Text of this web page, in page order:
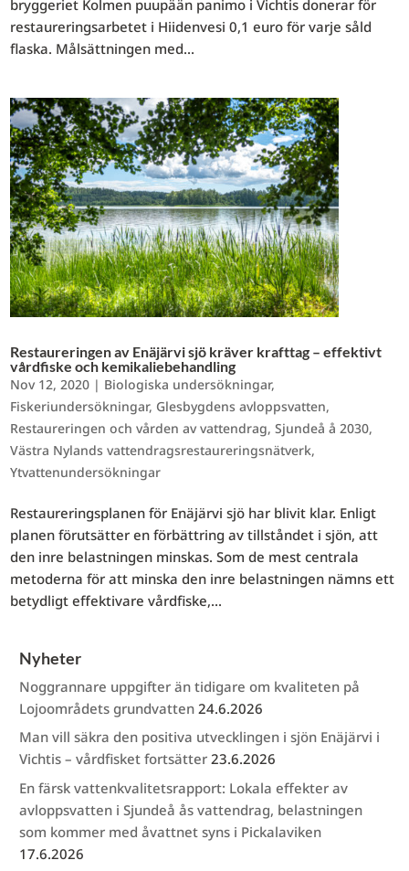
bryggeriet Kolmen puupään panimo i Vichtis donerar för
restaureringsarbetet i Hiidenvesi 0,1 euro för varje såld
flaska. Målsättningen med...
Restaureringen av Enäjärvi sjö kräver krafttag – effektivt
vårdfiske och kemikaliebehandling
Nov 12, 2020 | Biologiska undersökningar,
Fiskeriundersökningar, Glesbygdens avloppsvatten,
Restaureringen och vården av vattendrag,Sjundeå å 2030,
Västra Nylands vattendragsrestaureringsnätverk,
Ytvattenundersökningar
Restaureringsplanen för Enäjärvi sjö har blivit klar. Enligt
planen förutsätter en förbättring av tillståndet i sjön, att
den inre belastningen minskas. Som de mest centrala
metoderna för att minska den inre belastningen nämns ett
betydligt effektivare vårdfiske,...
Nyheter
Noggrannare uppgifter än tidigare om kvaliteten på
Lojoområdets grundvatten 24.6.2026
Man vill säkra den positiva utvecklingen i sjön Enäjärvi i
Vichtis – vårdfisket fortsätter 23.6.2026
En färsk vattenkvalitetsrapport: Lokala effekter av
avloppsvatten i Sjundeå ås vattendrag, belastningen
som kommer med åvattnet syns i Pickalaviken
17.6.2026